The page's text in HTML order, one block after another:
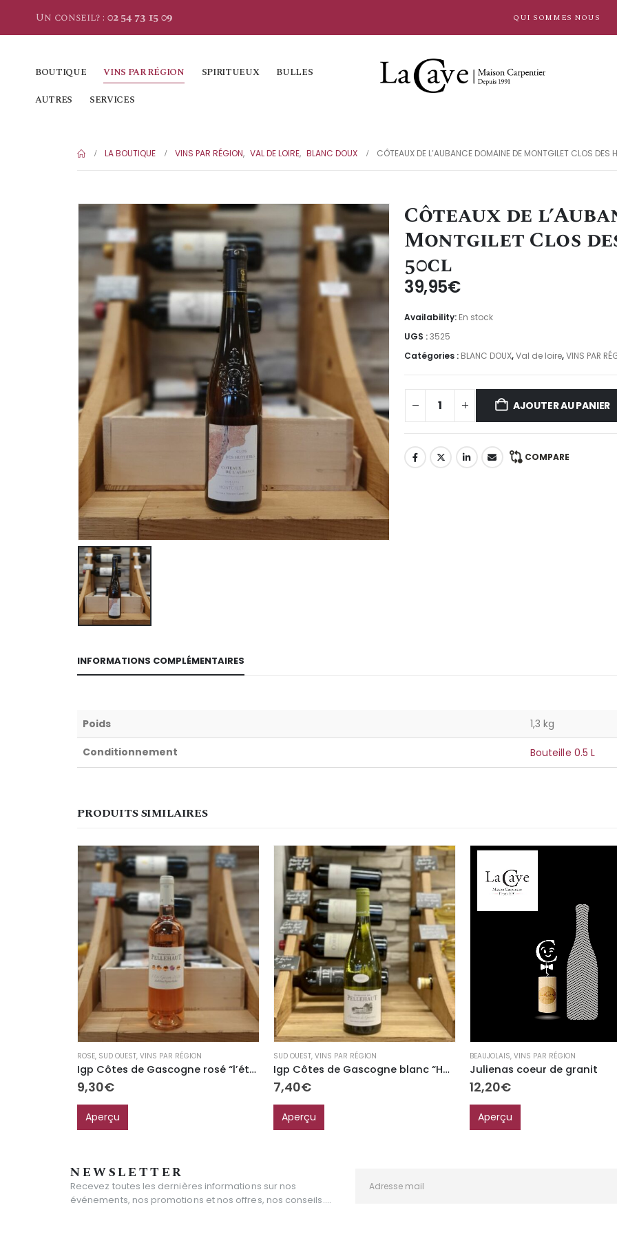
Un conseil? : 02 54 73 15 09 QUI SOMMES NOUS
BOUTIQUE VINS PAR RÉGION SPIRITUEUX
BULLES
AUTRES
SERVICES
LA BOUTIQUE VINS PAR RÉGION, VAL DE LOIRE, BLANC DOUX CÔTEAUX DE L’AUBANCE DOMAINE DE MONTGILET CLOS DES
Côteaux de
Montgilet Clos
50cl
39,95€
Availability: En stock
UGS :3525
Catégories : BLANC DOUX,Val de loire,VINS PAR
AJOUTER AU PANIER
COMPARE
INFORMATIONS COMPLÉMENTAIRES
Poids 1,3 kg
Conditionnement Bouteille 0.5 L
PRODUITS SIMILAIRES
ROSE, SUD OUEST, VINS PAR RÉGION
Igp Côtes de Gascogne rosé “l’été Gascon”
9,30€
Aperçu
SUD OUEST, VINS PAR RÉGION
Igp Côtes de Gascogne blanc “Harmonie”
7,40€
Aperçu
BEAUJOLAIS, VINS PAR RÉGION
Julienas coeur de granit
12,20€
Aperçu
NEWSLETTER
Recevez toutes les dernières informations sur nos
événements, nos promotions et nos offres, nos conseils....